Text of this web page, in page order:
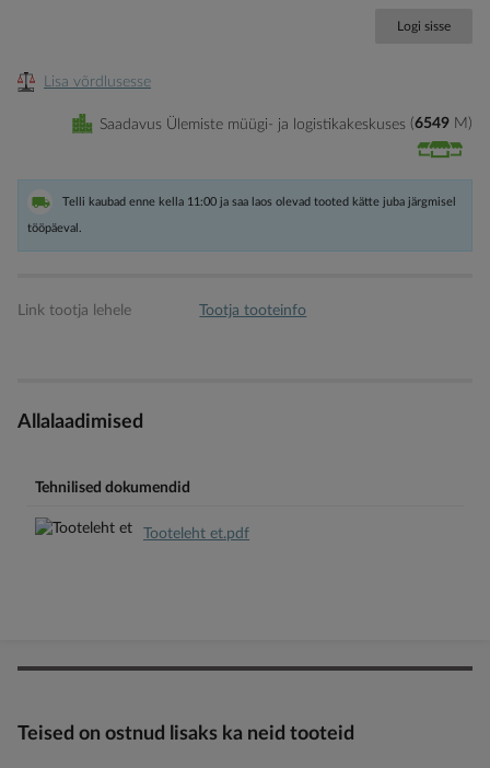
Logi sisse
Lisa võrdlusesse
Saadavus Ülemiste müügi- ja logistikakeskuses 6549 M
Telli kaubad enne kella 11:00 ja saa laos olevad tooted kätte juba järgmisel
tööpäeval.
Link tootja lehele Tootja tooteinfo
Allalaadimised
Tehnilised dokumendid
Tooteleht et.pdf
Teised on ostnud lisaks ka neid tooteid